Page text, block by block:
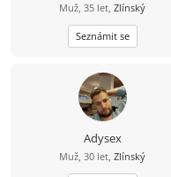
Muž, 35 let, Zlínský
Seznámit se
Adysex
Muž, 30 let, Zlínský